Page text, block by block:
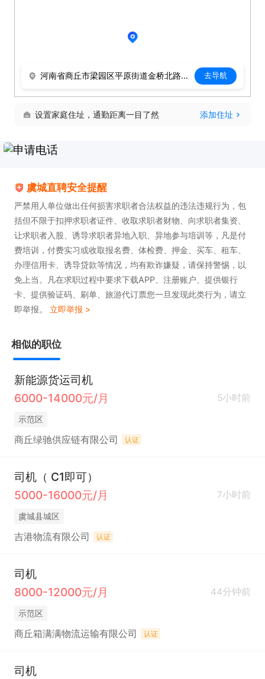
河南省商丘市梁园区平原街道金桥北路商丘市宸羽幼儿园东侧约240米 去导航
设置家庭住址，通勤距离一目了然 添加住址
虞城直聘安全提醒
严禁用人单位做出任何损害求职者合法权益的违法违规行为，包
括但不限于扣押求职者证件、收取求职者财物、向求职者集资、
让求职者入股、诱导求职者异地入职、异地参与培训等，凡是付
费培训，付费实习或收取报名费、体检费、押金、买车、租车、
办理信用卡、诱导贷款等情况，均有欺诈嫌疑，请保持警惕，以
免上当。凡在求职过程中要求下载APP、注册账户、提供银行
卡、提供验证码、刷单、旅游代订票您一旦发现此类行为，请立
即举报。 立即举报 >
相似的职位
新能源货运司机
6000-14000元/月
5小时前
示范区
商丘绿驰供应链有限公司 认证
司机（ C1即可）
5000-16000元/月
7小时前
虞城县城区
吉港物流有限公司 认证
司机
8000-12000元/月
44分钟前
示范区
商丘箱满满物流运输有限公司 认证
司机